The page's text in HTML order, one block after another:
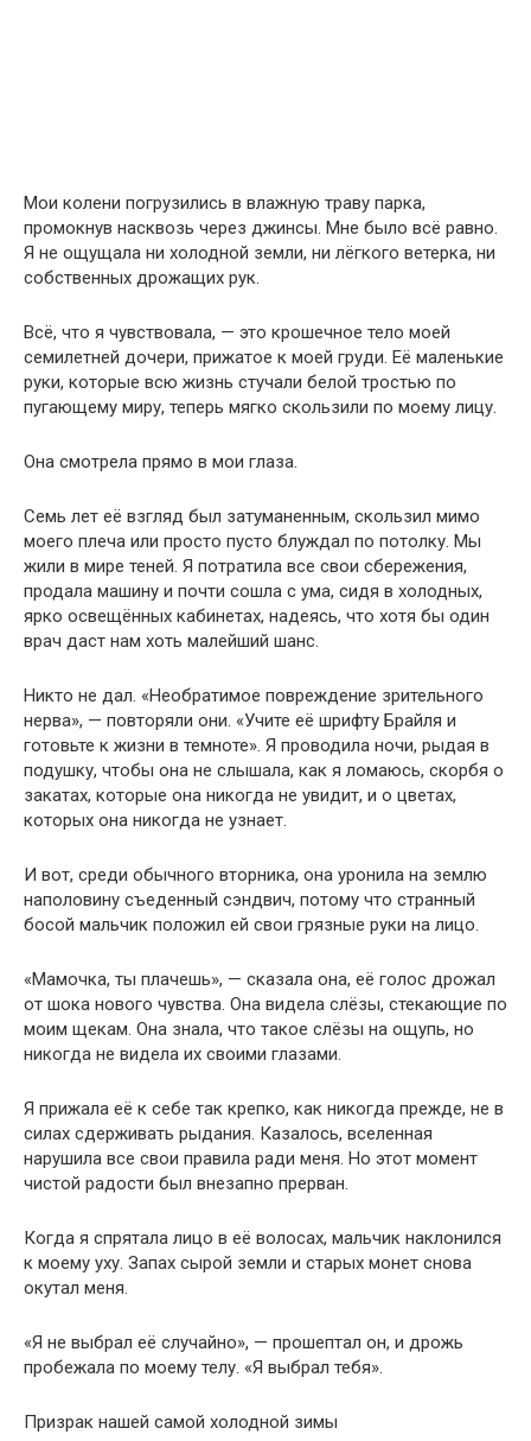
Мои колени погрузились в влажную траву парка,
промокнув насквозь через джинсы. Мне было всё равно.
Я не ощущала ни холодной земли, ни лёгкого ветерка, ни
собственных дрожащих рук.
Всё, что я чувствовала, — это крошечное тело моей
семилетней дочери, прижатое к моей груди. Её маленькие
руки, которые всю жизнь стучали белой тростью по
пугающему миру, теперь мягко скользили по моему лицу.
Она смотрела прямо в мои глаза.
Семь лет её взгляд был затуманенным, скользил мимо
моего плеча или просто пусто блуждал по потолку. Мы
жили в мире теней. Я потратила все свои сбережения,
продала машину и почти сошла с ума, сидя в холодных,
ярко освещённых кабинетах, надеясь, что хотя бы один
врач даст нам хоть малейший шанс.
Никто не дал. «Необратимое повреждение зрительного
нерва», — повторяли они. «Учите её шрифту Брайля и
готовьте к жизни в темноте». Я проводила ночи, рыдая в
подушку, чтобы она не слышала, как я ломаюсь, скорбя о
закатах, которые она никогда не увидит, и о цветах,
которых она никогда не узнает.
И вот, среди обычного вторника, она уронила на землю
наполовину съеденный сэндвич, потому что странный
босой мальчик положил ей свои грязные руки на лицо.
«Мамочка, ты плачешь», — сказала она, её голос дрожал
от шока нового чувства. Она видела слёзы, стекающие по
моим щекам. Она знала, что такое слёзы на ощупь, но
никогда не видела их своими глазами.
Я прижала её к себе так крепко, как никогда прежде, не в
силах сдерживать рыдания. Казалось, вселенная
нарушила все свои правила ради меня. Но этот момент
чистой радости был внезапно прерван.
Когда я спрятала лицо в её волосах, мальчик наклонился
к моему уху. Запах сырой земли и старых монет снова
окутал меня.
«Я не выбрал её случайно», — прошептал он, и дрожь
пробежала по моему телу. «Я выбрал тебя».
Призрак нашей самой холодной зимы